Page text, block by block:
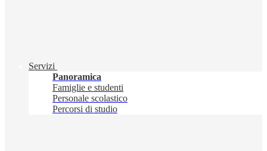
Servizi
Panoramica
Famiglie e studenti
Personale scolastico
Percorsi di studio